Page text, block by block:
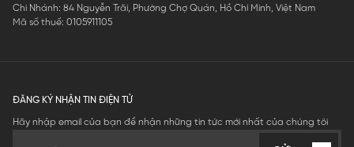
Chi Nhánh: 84 Nguyễn Trãi, Phường Chợ Quán, Hồ Chí Minh, Việt Nam
Mã số thuế: 0105911105
ĐĂNG KÝ NHẬN TIN ĐIỆN TỬ
Hãy nhập email của bạn để nhận những tin tức mới nhất của chúng tôi